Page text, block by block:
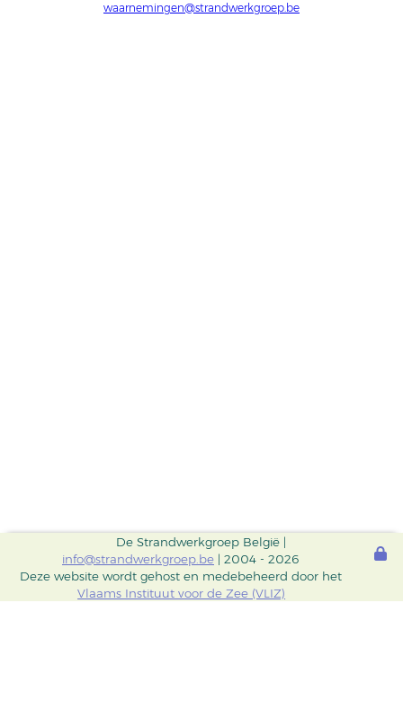
waarnemingen@strandwerkgroep.be
De Strandwerkgroep België |
info@strandwerkgroep.be | 2004 - 2026
Deze website wordt gehost en medebeheerd door het
Vlaams Instituut voor de Zee (VLIZ)